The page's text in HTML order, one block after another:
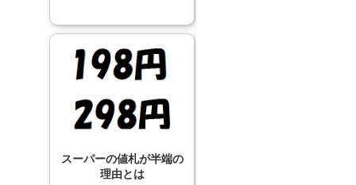
スーパーの値札が半端の
理由とは